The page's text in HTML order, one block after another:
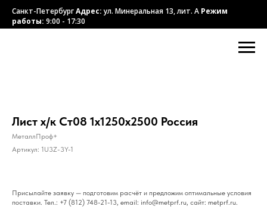
Санкт-ПетербургАдрес:ул. Минеральная 13, лит. А Режим
работы: 9:00 - 17:30
Лист х/к Ст08 1х1250х2500 Россия
МеталлПроф+
Артикул: 1U3Z-3Y-1
Присылайте заявку — подготовим расчёт и предложим оптимальные условия
поставки. Тел.: +7 (812) 748-21-13, email: info@metprf.ru, сайт: metprf.ru.